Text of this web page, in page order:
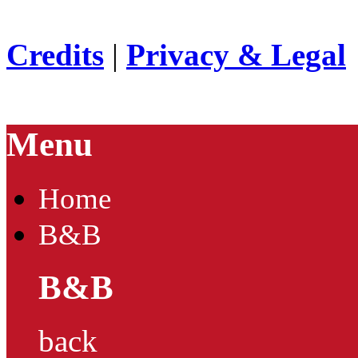
Credits | Privacy & Legal
Menu
Home
B&B
B&B
back